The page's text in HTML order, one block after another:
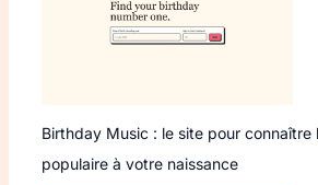
Birthday Music : le site pour connaître
populaire à votre naissance